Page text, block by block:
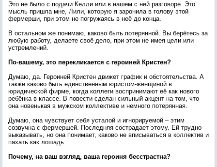
Это не было с подачи Келли или в нашем с ней разговоре. Это
мысль пришла мне, Лили, которую я заронила в голову этой
фермерши, при этом не погружаясь в неё до конца.
В остальном же понимаю, каково быть потерянной. Вы берётесь за
любую работу, делаете своё дело, при этом не имея цели или
устремлений.
По-вашему, это перекликается с героиней Кристен?
Думаю, да. Героиней Кристен движет график и обстоятельства. А
также каково быть единственным юристом-женщиной в
юридической фирме, когда коллеги воспринимают её как нового
ребёнка в классе. В повести сделан сильный акцент на том, что
она новенькая в мужском коллективе и немного потерянная.
Думаю, она чувствует себя усталой и игнорируемой – этим
созвучна с фермершей. Последняя сострадает этому. Ей трудно
выказывать, но она понимает, каково не вписываться в коллектив и
пахать как лошадь.
Почему, на ваш взгляд, ваша героиня бесстрастна?